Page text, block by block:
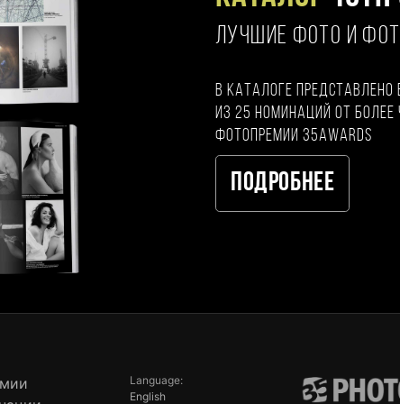
ЛУЧШИЕ ФОТО И
В каталоге
из 25 номинаций от более
фотопремии 35AWARDS
Подробнее
Language:
English